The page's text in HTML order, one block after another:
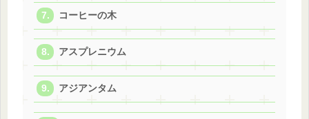
コーヒーの木
アスプレニウム
アジアンタム